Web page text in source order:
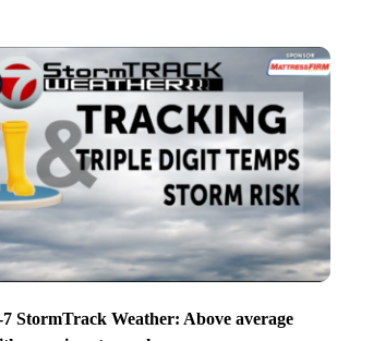
StormTrack Weather: Above average